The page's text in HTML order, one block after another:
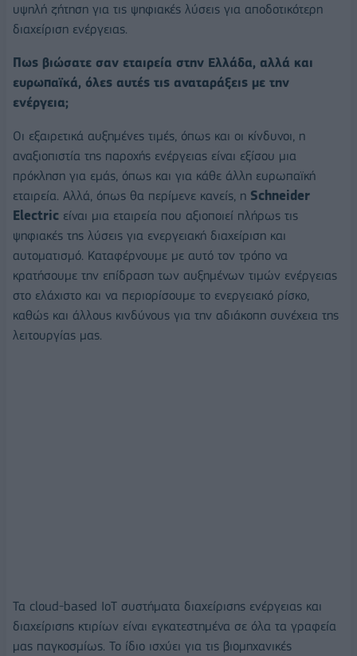
υψηλή ζήτηση για τις ψηφιακές λύσεις για αποδοτικότερη
διαχείριση ενέργειας.
Πως βιώσατε σαν εταιρεία στην Ελλάδα, αλλά και
ευρωπαϊκά, όλες αυτές τις αναταράξεις με την
ενέργεια;
Οι εξαιρετικά αυξημένες τιμές, όπως και οι κίνδυνοι, η
αναξιοπιστία της παροχής ενέργειας είναι εξίσου μια
πρόκληση για εμάς, όπως και για κάθε άλλη ευρωπαϊκή
εταιρεία. Αλλά, όπως θα περίμενε κανείς, η Schneider
Electric είναι μια εταιρεία που αξιοποιεί πλήρως τις
ψηφιακές της λύσεις για ενεργειακή διαχείριση και
αυτοματισμό. Καταφέρνουμε με αυτό τον τρόπο να
κρατήσουμε την επίδραση των αυξημένων τιμών ενέργειας
στο ελάχιστο και να περιορίσουμε το ενεργειακό ρίσκο,
καθώς και άλλους κινδύνους για την αδιάκοπη συνέχεια της
λειτουργίας μας.
Τα cloud-based IoT συστήματα διαχείρισης ενέργειας και
διαχείρισης κτιρίων είναι εγκατεστημένα σε όλα τα γραφεία
μας παγκοσμίως. Το ίδιο ισχύει για τις βιομηχανικές